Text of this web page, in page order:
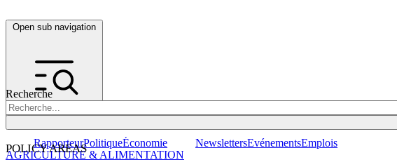
Open sub navigation
Recherche
POLICY AREAS
RapporteurPolitiqueÉconomie NewslettersEvénementsEmplois
AGRICULTURE & ALIMENTATION